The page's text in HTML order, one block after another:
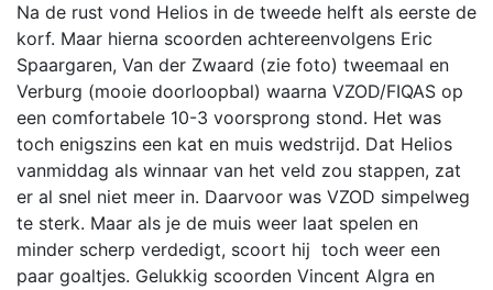
Na de rust vond Helios in de tweede helft als eerste de
korf. Maar hierna scoorden achtereenvolgens Eric
Spaargaren, Van der Zwaard (zie foto) tweemaal en
Verburg (mooie doorloopbal) waarna VZOD/FIQAS op
een comfortabele 10-3 voorsprong stond. Het was
toch enigszins een kat en muis wedstrijd. Dat Helios
vanmiddag als winnaar van het veld zou stappen, zat
er al snel niet meer in. Daarvoor was VZOD simpelweg
te sterk. Maar als je de muis weer laat spelen en
minder scherp verdedigt, scoort hij toch weer een
paar goaltjes. Gelukkig scoorden Vincent Algra en